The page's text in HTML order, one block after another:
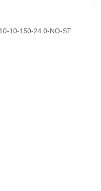
10-150-24.0-NO-ST